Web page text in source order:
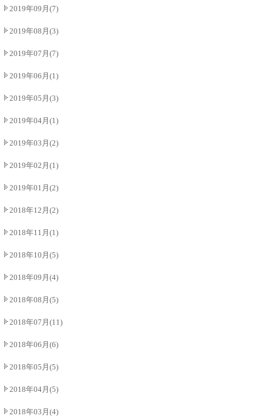
2019年09月(7)
2019年08月(3)
2019年07月(7)
2019年06月(1)
2019年05月(3)
2019年04月(1)
2019年03月(2)
2019年02月(1)
2019年01月(2)
2018年12月(2)
2018年11月(1)
2018年10月(5)
2018年09月(4)
2018年08月(5)
2018年07月(11)
2018年06月(6)
2018年05月(5)
2018年04月(5)
2018年03月(4)